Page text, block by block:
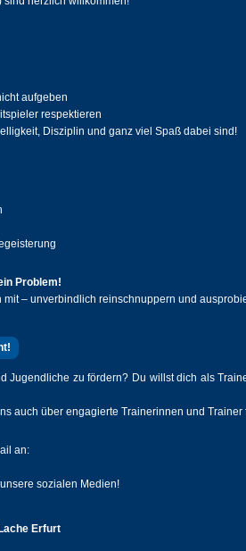
aufgeben
respektieren
Disziplin und ganz viel Spaß dabei sind!
Problem!
mit – unverbindlich reinschnuppern und
Jugendliche zu fördern? Du willst dich als
auch über engagierte Trainerinnen und
an:
sozialen Medien!
Erfurt